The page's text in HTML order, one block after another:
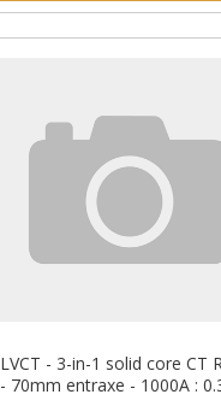
LVCT - 3-in-1 solid core CT
- 70mm entraxe - 1000A :